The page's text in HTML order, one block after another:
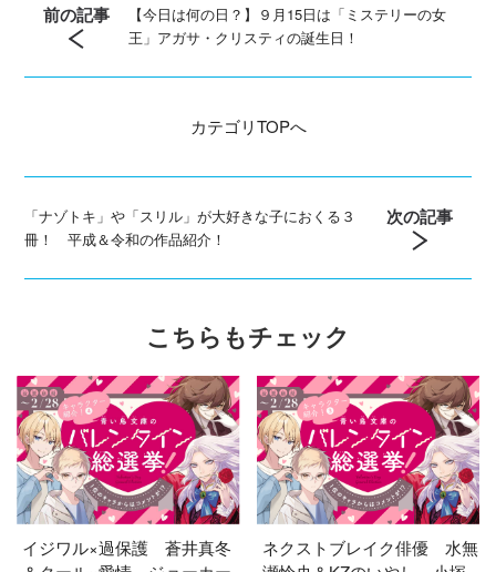
前の記事
【今日は何の日？】９月15日は「ミステリーの女
王」アガサ・クリスティの誕生日！
カテゴリTOPへ
「ナゾトキ」や「スリル」が大好きな子におくる３
冊！ 平成＆令和の作品紹介！
次の記事
こちらもチェック
イジワル×過保護 蒼井真冬
ネクストブレイク俳優 水無